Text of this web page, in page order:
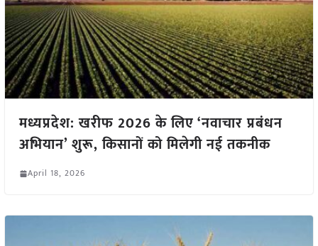
मध्यप्रदेश: खरीफ 2026 के लिए ‘नवाचार प्रबंधन
अभियान’ शुरू, किसानों को मिलेगी नई तकनीक
April 18, 2026